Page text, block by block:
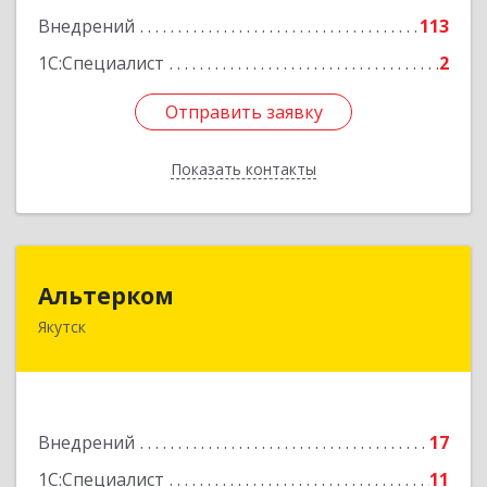
Внедрений
113
1С:Специалист
2
Отправить заявку
Показать контакты
Отправить заявку
Назад
Альтерком
Якутск
Внедрений
17
1С:Специалист
11